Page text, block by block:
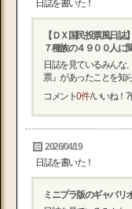
日誌を書いた！
【ＤＸ国民投票風日
７種族の４９００人に
日誌を見ているみんな
票』があったことを知
コメント0件/ いいね！ 7
2026/04/19
日誌を書いた！
ミニプラ版のギャバリ